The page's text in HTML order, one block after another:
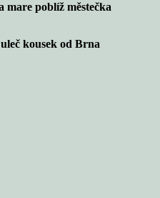
mare poblíž městečka
kousek od Brna